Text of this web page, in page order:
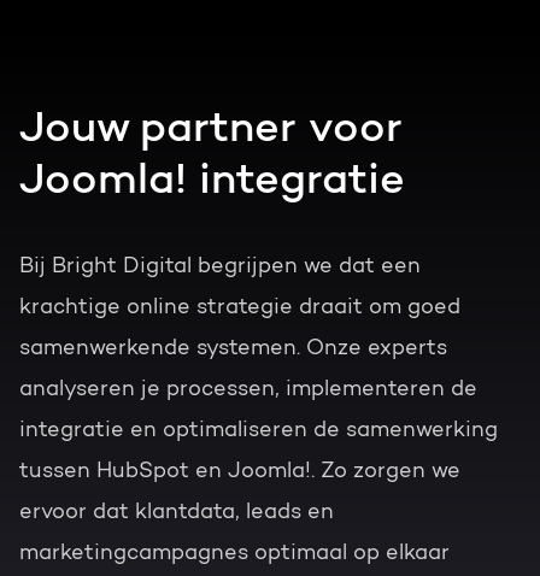
Jouw partner voor
Joomla! integratie
Bij Bright Digital begrijpen we dat een
krachtige online strategie draait om goed
samenwerkende systemen. Onze experts
analyseren je processen, implementeren de
integratie en optimaliseren de samenwerking
tussen HubSpot en Joomla!. Zo zorgen we
ervoor dat klantdata, leads en
marketingcampagnes optimaal op elkaar